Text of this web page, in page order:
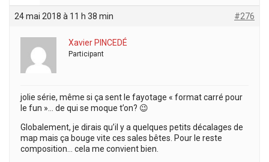
24 mai 2018 à 11 h 38 min #276
Xavier PINCEDÉ
Participant
jolie série, même si ça sent le fayotage « format carré pour
le fun »… de qui se moque t’on? 😉
Globalement, je dirais qu’il y a quelques petits décalages de
map mais ça bouge vite ces sales bêtes. Pour le reste
composition… cela me convient bien.